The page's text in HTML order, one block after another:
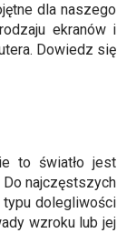
dla naszego
ekranów i
Dowiedz się
to światło jest
najczęstszych
dolegliwości
wzroku lub jej